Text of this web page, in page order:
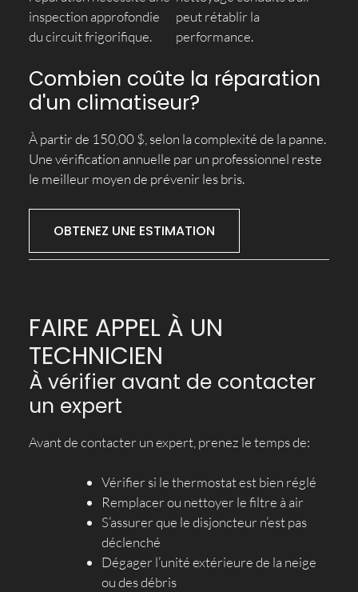
inspection approfondie
du circuit frigorifique.
peut rétablir la
performance.
Combien coûte la réparation
d'un climatiseur?
À partir de 150,00 $, selon la complexité de la panne.
Une vérification annuelle par un professionnel reste
le meilleur moyen de prévenir les bris.
OBTENEZ UNE ESTIMATION
FAIRE APPEL À UN
TECHNICIEN
À vérifier avant de contacter
un expert
Avant de contacter un expert, prenez le temps de:
Vérifier si le thermostat est bien réglé
Remplacer ou nettoyer le filtre à air
S’assurer que le disjoncteur n’est pas
déclenché
Dégager l’unité extérieure de la neige
ou des débris